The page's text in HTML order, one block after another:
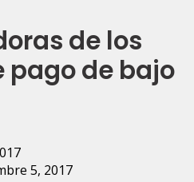
de los
pago de bajo
5, 2017